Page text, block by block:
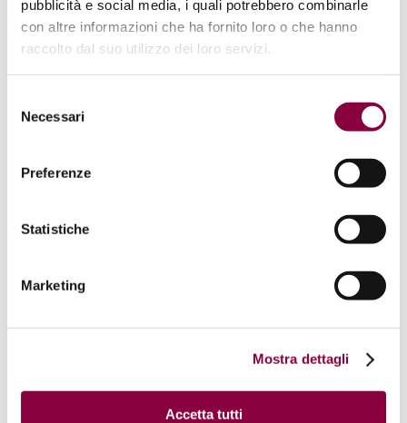
pubblicità e social media, i quali potrebbero combinarle
con altre informazioni che ha fornito loro o che hanno
raccolto dal suo utilizzo dei loro servizi.
delNecessari
Preferenze
Statistiche
Marketing
Mostra dettagli
Accetta tutti
Garage per le vostre Bici e officina